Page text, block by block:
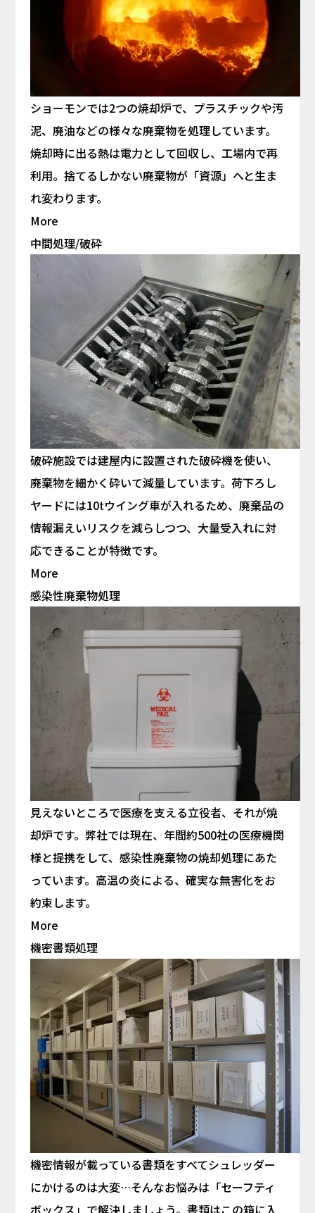
ショーモンでは2つの焼却炉で、プラスチックや汚
泥、廃油などの様々な廃棄物を処理しています。
焼却時に出る熱は電力として回収し、工場内で再
利用。捨てるしかない廃棄物が「資源」へと生ま
れ変わります。
More
中間処理/破砕
破砕施設では建屋内に設置された破砕機を使い、
廃棄物を細かく砕いて減量しています。荷下ろし
ヤードには10tウイング車が入れるため、廃棄品の
情報漏えいリスクを減らしつつ、大量受入れに対
応できることが特徴です。
More
感染性廃棄物処理
見えないところで医療を支える立役者、それが焼
却炉です。弊社では現在、年間約500社の医療機関
様と提携をして、感染性廃棄物の焼却処理にあた
っています。高温の炎による、確実な無害化をお
約束します。
More
機密書類処理
機密情報が載っている書類をすべてシュレッダー
にかけるのは大変…そんなお悩みは「セーフティ
ボックス」で解決しましょう。書類はこの箱に入